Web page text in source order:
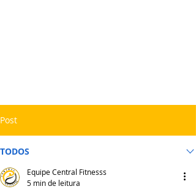
Post
TODOS
Equipe Central Fitnesss
5 min de leitura